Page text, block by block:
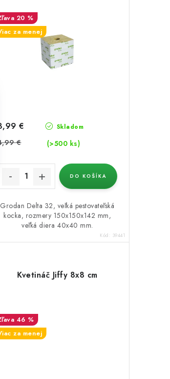
20 %
za menej
Skladom
(>500 ks)
€
€
DO KOŠÍKA
Grodan Delta 32, veľká pestovateľská
kocka, rozmery 150x150x142 mm,
veľká diera 40x40 mm.
Kód: 39441
Kvetináč Jiffy 8x8 cm
46 %
za menej